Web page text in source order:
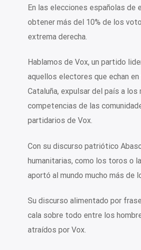
En las elecciones españolas de
obtener más del 10% de los
extrema derecha.
Hablamos de Vox, un partido
aquellos electores que echan
Cataluña, expulsar del país a
competencias de las
partidarios de Vox.
Con su discurso patriótico
humanitarias, como los toros o
aportó al mundo mucho más de
Su discurso alimentado por
cala sobre todo entre los
atraídos por Vox.